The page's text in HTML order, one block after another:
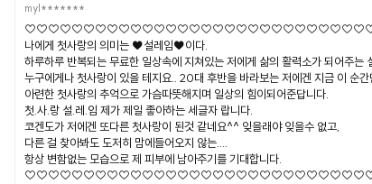
myl*******
나에게 첫사랑의 의미는 ♥설레임♥이다.
하루하루 반복되는 무료한 일상속에 지쳐있는 저에게 삶의 활력소가 되어주는
누구에게나 첫사랑이 있을 테지요.. 20대 후반을 바라보는 저에겐 지금 이 순간
아련한 첫사랑의 추억으로 가슴따뜻해지며 일상의 힘이되어준답니다.
첫.사.랑 설.레.임 제가 제일 좋아하는 세글자 랍니다.
코겐도가 저에겐 또다른 첫사랑이 된것 같네요^^ 잊을래야 잊을수 없고,
다른 걸 찾아봐도 도저히 맘에들어오지 않는....
항상 변함없는 모습으로 제 피부에 남아주기를 기대합니다.